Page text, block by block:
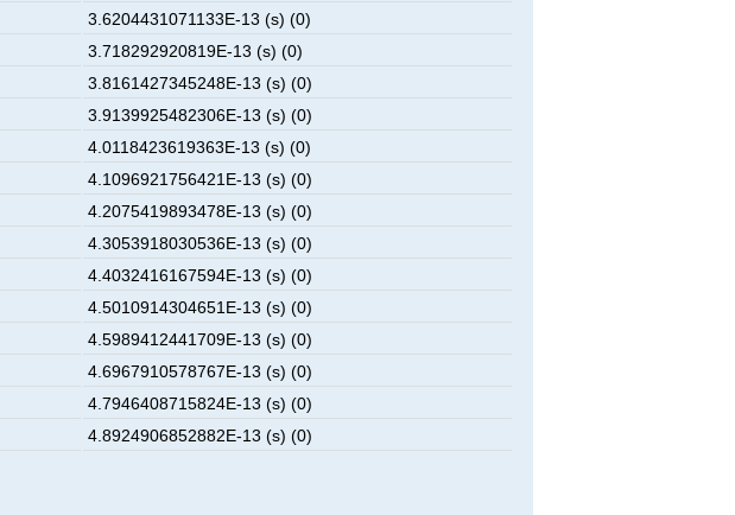
3.6204431071133E-13 (s) (0)
3.718292920819E-13 (s) (0)
3.8161427345248E-13 (s) (0)
3.9139925482306E-13 (s) (0)
4.0118423619363E-13 (s) (0)
4.1096921756421E-13 (s) (0)
4.2075419893478E-13 (s) (0)
4.3053918030536E-13 (s) (0)
4.4032416167594E-13 (s) (0)
4.5010914304651E-13 (s) (0)
4.5989412441709E-13 (s) (0)
4.6967910578767E-13 (s) (0)
4.7946408715824E-13 (s) (0)
4.8924906852882E-13 (s) (0)